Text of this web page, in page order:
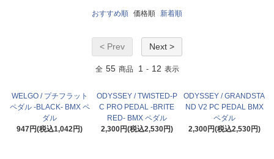
おすすめ順 価格順 新着順
< Prev Next >
全 55 商品 1 - 12 表示
WELGO / プチフラット
ペダル -BLACK- BMX ペ
ダル
947円(税込1,042円)
ODYSSEY / TWISTED-P
C PRO PEDAL -BRITE
RED- BMX ペダル
2,300円(税込2,530円)
ODYSSEY / GRANDSTA
ND V2 PC PEDAL BMX
ペダル
2,300円(税込2,530円)